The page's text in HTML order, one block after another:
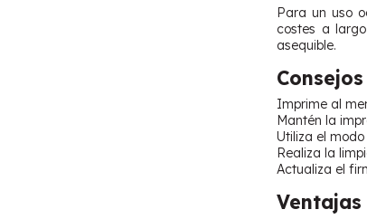
Para un uso
costes a
asequible.
Imprime al
Mantén la
Utiliza el
Realiza la
Actualiza el